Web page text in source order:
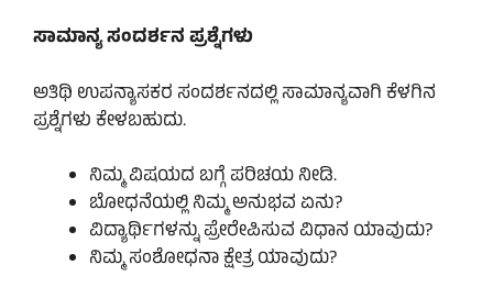
ಸಾಮಾನ್ಯ ಸಂದರ್ಶನ ಪ್ರಶ್ನೆಗಳು
ಅತಿಥಿ ಉಪನ್ಯಾಸಕರ ಸಂದರ್ಶನದಲ್ಲಿ ಸಾಮಾನ್ಯವಾಗಿ ಕೆಳಗಿನ
ಪ್ರಶ್ನೆಗಳು ಕೇಳಬಹುದು.
ನಿಮ್ಮ ವಿಷಯದ ಬಗ್ಗೆ ಪರಿಚಯ ನೀಡಿ.
ಬೋಧನೆಯಲ್ಲಿ ನಿಮ್ಮ ಅನುಭವ ಏನು?
ವಿದ್ಯಾರ್ಥಿಗಳನ್ನು ಪ್ರೇರೇಪಿಸುವ ವಿಧಾನ ಯಾವುದು?
ನಿಮ್ಮ ಸಂಶೋಧನಾ ಕ್ಷೇತ್ರ ಯಾವುದು?